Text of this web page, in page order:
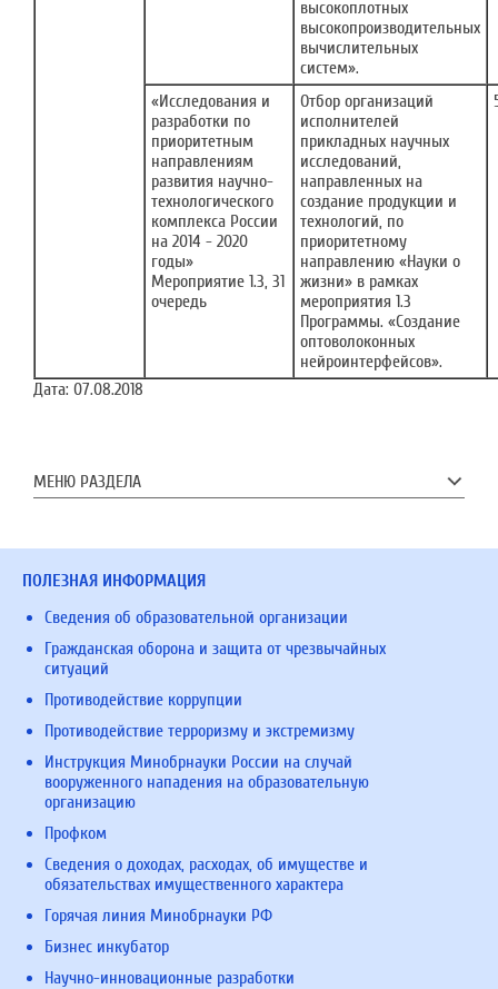
высокоплотных
высокопроизводительных
вычислительных
систем».
«Исследования и
разработки по
приоритетным
направлениям
развития научно-
технологического
комплекса России
на 2014 - 2020
годы»
Мероприятие 1.3, 31
очередь
Отбор организаций
исполнителей
прикладных научных
исследований,
направленных на
создание продукции и
технологий, по
приоритетному
направлению «Науки о
жизни» в рамках
мероприятия 1.3
Программы. «Создание
оптоволоконных
нейроинтерфейсов».
Дата: 07.08.2018
МЕНЮ РАЗДЕЛА
ПОЛЕЗНАЯ ИНФОРМАЦИЯ
Сведения об образовательной организации
Гражданская оборона и защита от чрезвычайных
ситуаций
Противодействие коррупции
Противодействие терроризму и экстремизму
Инструкция Минобрнауки России на случай
вооруженного нападения на образовательную
организацию
Профком
Сведения о доходах, расходах, об имуществе и
обязательствах имущественного характера
Горячая линия Минобрнауки РФ
Бизнес инкубатор
Научно-инновационные разработки